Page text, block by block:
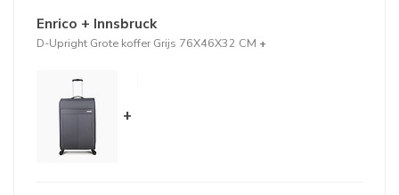
Enrico + Innsbruck
D-Upright Grote koffer Grijs 76X46X32 CM +
+